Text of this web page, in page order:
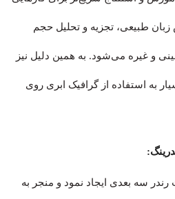
طبیعی، تجزیه و تحلیل حجم
و غیره می‌شود. به همین دلیل نیز
به استفاده از گرافیک ابری روی
رندر سه بعدی ایجاد نمود و منجر به